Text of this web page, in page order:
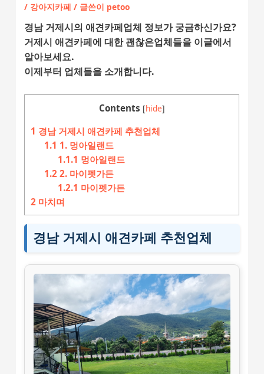
/ 강아지카페 / 글쓴이 petoo
경남 거제시의 애견카페업체 정보가 궁금하신가요?
거제시 애견카페에 대한 괜찮은업체들을 이글에서
알아보세요.
이제부터 업체들을 소개합니다.
Contents [hide]
1 경남 거제시 애견카페 추천업체
1.1 1. 멍아일랜드
1.1.1 멍아일랜드
1.22. 마이펫가든
1.2.1 마이펫가든
2 마치며
경남 거제시 애견카페 추천업체